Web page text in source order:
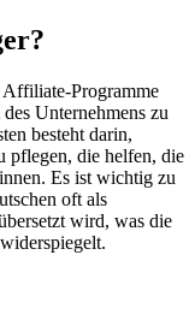
Programme
Unternehmens zu
besteht darin,
pflegen, die helfen, die
Es ist wichtig zu
oft als
wird, was die